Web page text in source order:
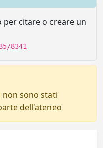
citare o creare un
8341
non sono stati
dell'ateneo